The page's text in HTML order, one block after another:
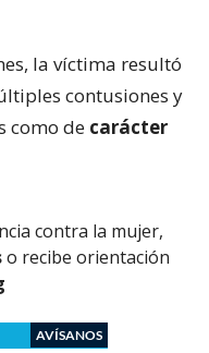
la víctima resultó
contusiones y
como de carácter
contra la mujer,
o recibe orientación
AVÍSANOS